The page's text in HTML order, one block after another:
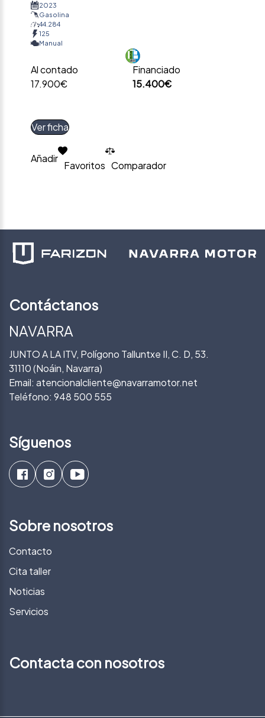
2023
Gasolina
44.284
125
Manual
Al contado
17.900€
Financiado
15.400€
Ver ficha
Añadir
Favoritos Comparador
Contáctanos
NAVARRA
JUNTO A LA ITV, Polígono Talluntxe II, C. D, 53.
31110 (Noáin, Navarra)
Email: atencionalcliente@navarramotor.net
Teléfono: 948 500 555
Síguenos
Sobre nosotros
Contacto
Cita taller
Noticias
Servicios
Contacta con nosotros